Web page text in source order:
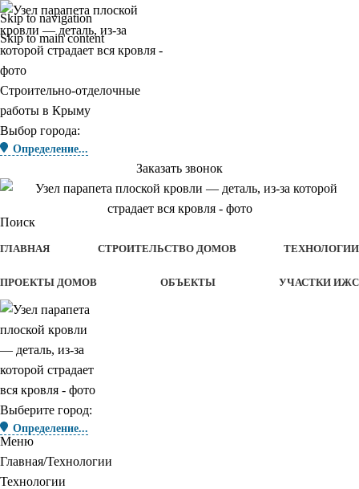
Skip to navigation
Skip to main content
Строительно-отделочные
работы в Крыму
Выбор города:
Определение...
Заказать звонок
Поиск
ГЛАВНАЯ СТРОИТЕЛЬСТВО ДОМОВ ТЕХНОЛОГИИ
ПРОЕКТЫ ДОМОВ ОБЪЕКТЫ УЧАСТКИ ИЖС
Выберите город:
Определение...
Меню
Главная Технологии
Технологии